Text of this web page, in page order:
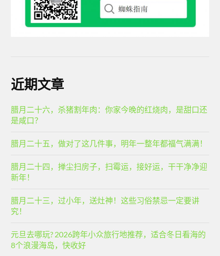
近期文章
腊月二十六，杀猪割年肉：你家今晚的红烧肉，是甜口还
是咸口？
腊月二十五，做对了这几件事，明年一整年都福气满满！
腊月二十四，掸尘扫房子，扫霉运，接好运，干干净净迎
新年！
腊月二十三，过小年，送灶神！这些习俗禁忌一定要讲
究！
元旦去哪玩? 2026跨年小众旅行地推荐，适合冬日看海的
8个浪漫海岛，快收好